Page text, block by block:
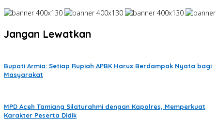
Jangan Lewatkan
Bupati Armia: Setiap Rupiah APBK Harus Berdampak Nyata bagi
Masyarakat
MPD Aceh Tamiang Silaturahmi dengan Kapolres, Memperkuat
Karakter Peserta Didik